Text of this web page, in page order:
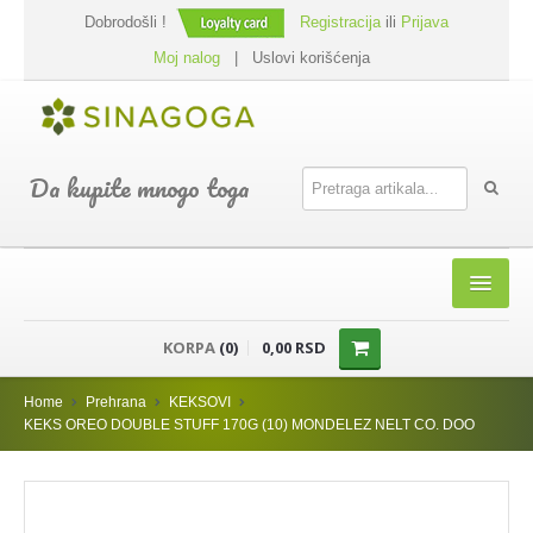
Dobrodošli ! Registracijaili Prijava
Moj nalog
Uslovi korišćenja
Da kupite mnogo toga
SHOP
PREHRANA
KORPA (0) 0,00 RSD
Home Prehrana
KEKSOVI
KEKS OREO DOUBLE STUFF 170G (10) MONDELEZ NELT CO. DOO